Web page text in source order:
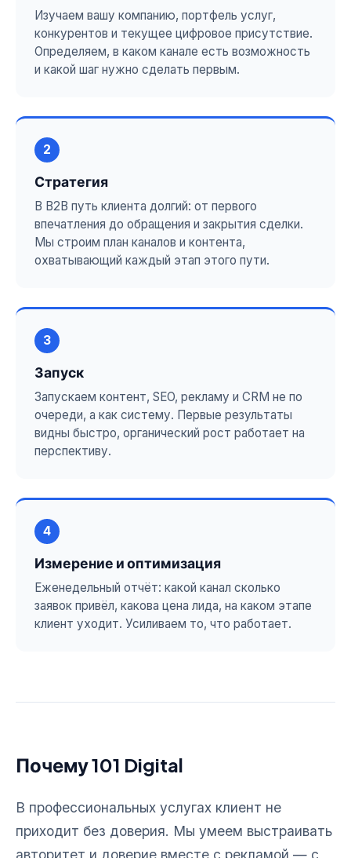
Изучаем вашу компанию, портфель услуг,
конкурентов и текущее цифровое присутствие.
Определяем, в каком канале есть возможность
и какой шаг нужно сделать первым.
2
Стратегия
В B2B путь клиента долгий: от первого
впечатления до обращения и закрытия сделки.
Мы строим план каналов и контента,
охватывающий каждый этап этого пути.
3
Запуск
Запускаем контент, SEO, рекламу и CRM не по
очереди, а как систему. Первые результаты
видны быстро, органический рост работает на
перспективу.
4
Измерение и оптимизация
Еженедельный отчёт: какой канал сколько
заявок привёл, какова цена лида, на каком этапе
клиент уходит. Усиливаем то, что работает.
Почему 101 Digital
В профессиональных услугах клиент не
приходит без доверия. Мы умеем выстраивать
авторитет и доверие вместе с рекламой — с